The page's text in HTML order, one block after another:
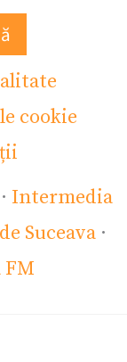
cookie
· Intermedia
Suceava ·
FM